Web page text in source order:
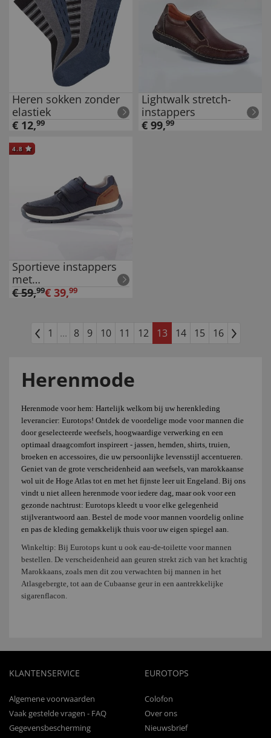
Heren sokken zonder
elastiek
€ 12,99
Lightwalk stretch-
instappers
€ 99,99
4.8
Sportieve instappers
met
klittenbandsluiting
€59,99€ 39,99
1 ... 8 9 10 11 12 13 14 15 16
Herenmode
Herenmode voor hem: Hartelijk welkom bij uw herenkleding
leverancier: Eurotops! Ontdek de voordelige mode voor mannen die
door geselecteerde weefsels, hoogwaardige verwerking en een
optimaal draagcomfort inspireert - jassen, hemden, shirts, truien,
broeken en accessoires, die uw persoonlijke levensstijl accentueren.
Geniet van de grote verscheidenheid aan weefsels, van marokkaanse
wol uit de Hoge Atlas tot en met het fijnste leer uit Engeland. Bij ons
vindt u niet alleen herenmode voor iedere dag, maar ook voor een
gezonde nachtrust: Eurotops kleedt u voor elke gelegenheid
stijlverantwoord aan. Bestel de mode voor mannen voordelig online
en pas de kleding gemakkelijk thuis voor uw eigen spiegel aan.
Winkeltip: Bij Eurotops kunt u ook eau-de-toilette voor mannen
bestellen. De verscheidenheid aan geuren strekt zich van het krachtig
Marokkaans, zoals men dit zou verwachten bij mannen in het
Atlasgebergte, tot aan de Cubaanse geur in een aantrekkelijke
sigarenflacon.
KLANTENSERVICE
Algemene voorwaarden
Vaak gestelde vragen - FAQ
Gegevensbescherming
EUROTOPS
Colofon
Over ons
Nieuwsbrief